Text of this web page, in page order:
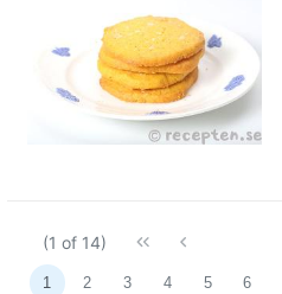
(1 of 14)
1 2 3 4 5 6